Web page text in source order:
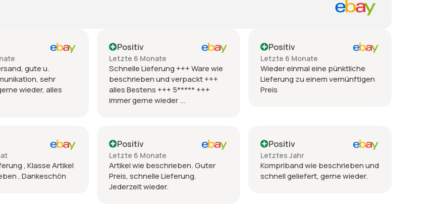
gute u.
sehr
wieder, alles
Positiv
Letzte 6 Monate
Schnelle Lieferung +++ Ware wie
beschrieben und verpackt +++
alles Bestens +++ 5***** +++
immer gerne wieder ...
Positiv
Letzte 6 Monate
Wieder einmal eine pünktliche
Lieferung zu einem vernünftigen
Preis
, Klasse Artikel
, Dankeschön
Positiv
Letzte 6 Monate
Artikel wie beschrieben. Guter
Preis, schnelle Lieferung.
Jederzeit wieder.
Positiv
Letztes Jahr
Kompriband wie beschrieben und
schnell geliefert, gerne wieder.